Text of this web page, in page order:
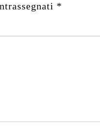
*